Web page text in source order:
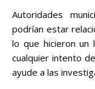
Autoridades
podrían estar
lo que hicieron un
cualquier intento
ayude a las